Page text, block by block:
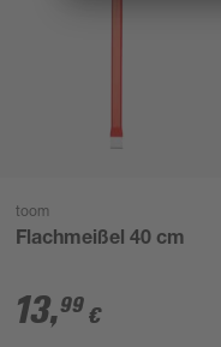
toom
Flachmeißel 40 cm
13,99 €